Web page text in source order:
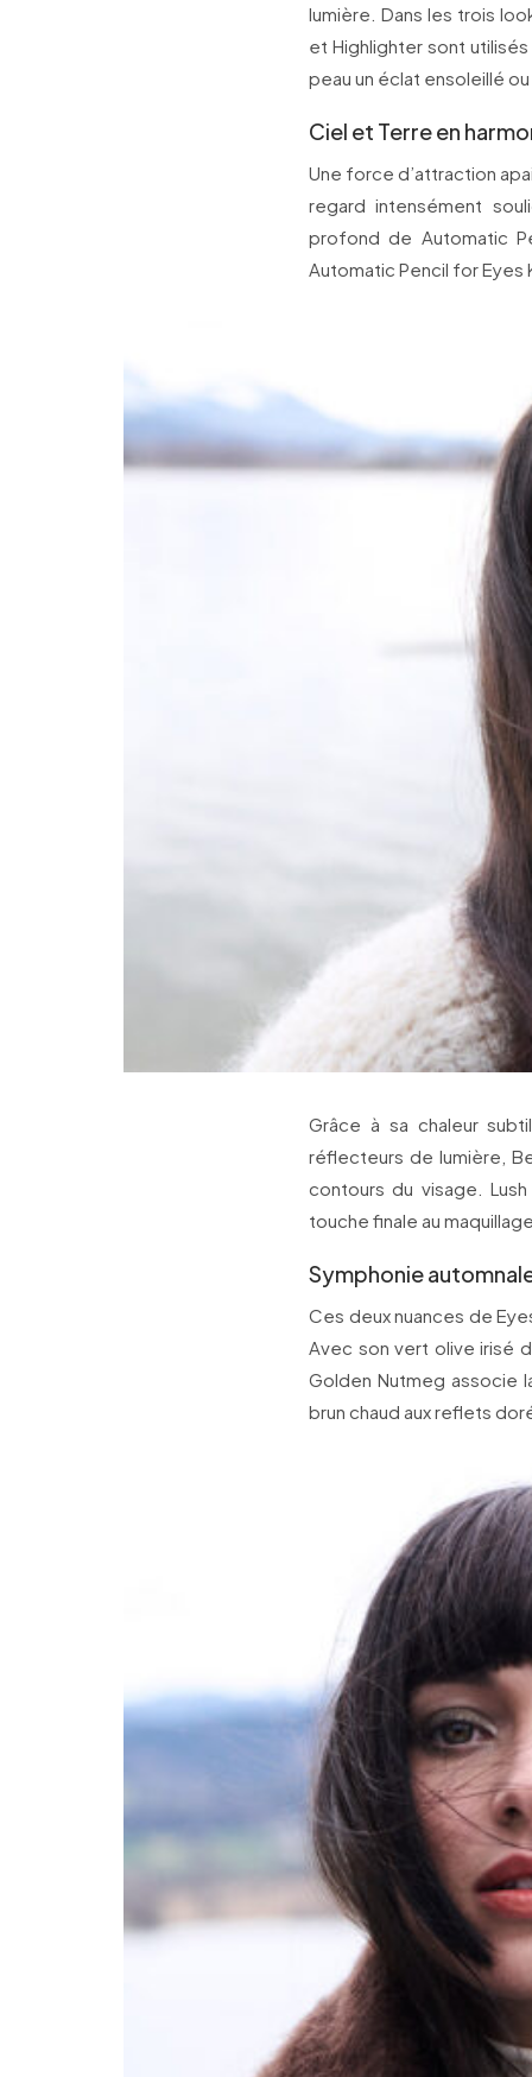
lumière. Dans les trois
et Highlighter sont
peau un éclat ensoleillé
Ciel et Terre en
Une force d’attraction
regard intensément
profond de Automatic
Automatic Pencil for Eyes
Grâce à sa chaleur
réflecteurs de lumière,
contours du visage.
touche finale au
Symphonie
Ces deux nuances de
Avec son vert olive irisé
Golden Nutmeg associe
brun chaud aux reflets